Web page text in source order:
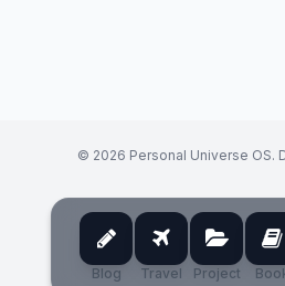
© 2026 Personal Universe OS.
Blog Travel Project